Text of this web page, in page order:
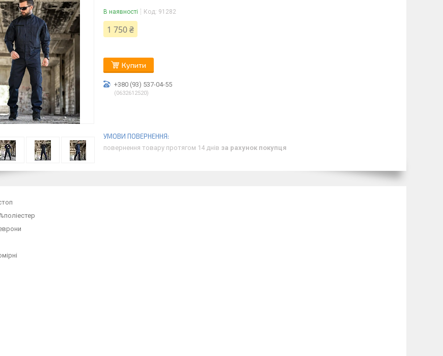
В наявності Код: 91282
1 750 ₴
Купити
+380 (93) 537-04-55
0632612520
повернення товару протягом 14 днів за рахунок покупця